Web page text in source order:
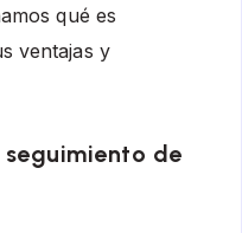
qué es
ventajas y
de